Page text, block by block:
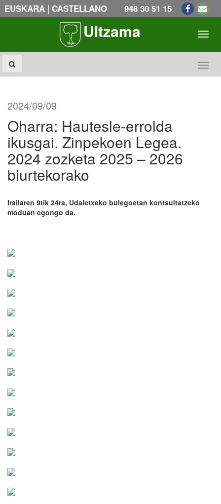
EUSKARA | CASTELLANO 948 30 51 15
Ultzama
2024/09/09
Oharra: Hautesle-errolda
ikusgai. Zinpekoen Legea.
2024 zozketa 2025 – 2026
biurtekorako
Irailaren 9tik 24ra, Udaletxeko bulegoetan kontsultatzeko
moduan egongo da.